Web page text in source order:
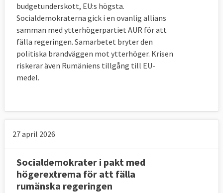
budgetunderskott, EU:s högsta.
Socialdemokraterna gick i en ovanlig allians
samman med ytterhögerpartiet AUR för att
fälla regeringen. Samarbetet bryter den
politiska brandväggen mot ytterhöger. Krisen
riskerar även Rumäniens tillgång till EU-
medel.
27 april 2026
Socialdemokrater i pakt med
högerextrema för att fälla
rumänska regeringen